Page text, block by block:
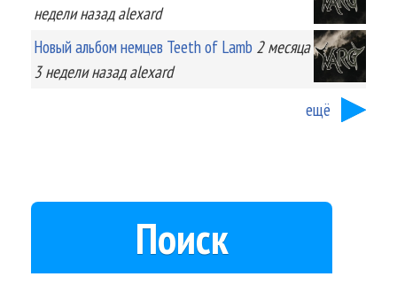
неделиназад alexard
Новый альбом немцев Teeth of Lamb 2 месяца
3 неделиназад alexard
ещё
Поиск